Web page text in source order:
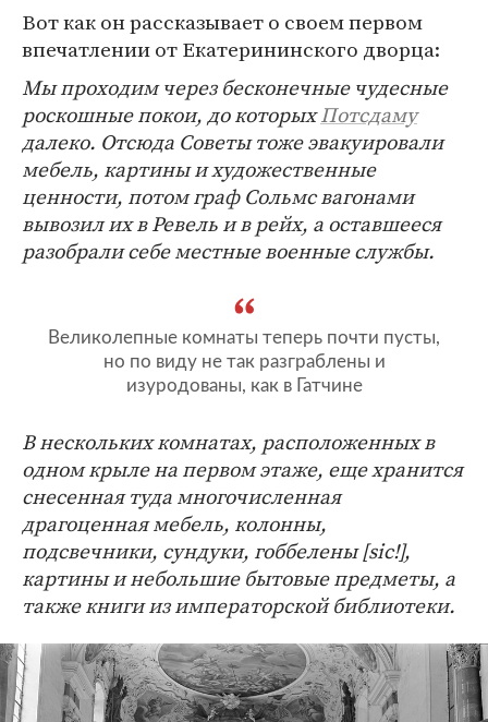
Вот как он рассказывает о своем первом
впечатлении от Екатерининского дворца:
Мы проходим через бесконечные чудесные
роскошные покои, до которыхПотсдаму
далеко. Отсюда Советы тоже эвакуировали
мебель, картины и художественные
ценности, потом граф Сольмс вагонами
вывозил их в Ревель и в рейх, а оставшееся
разобрали себе местные военные службы.
Великолепные комнаты теперь почти пусты,
но по виду не так разграблены и
изуродованы, как в Гатчине
В нескольких комнатах, расположенных в
одном крыле на первом этаже, еще хранится
снесенная туда многочисленная
драгоценная мебель, колонны,
подсвечники, сундуки, гоббелены [sic!],
картины и небольшие бытовые предметы, а
также книги из императорской библиотеки.